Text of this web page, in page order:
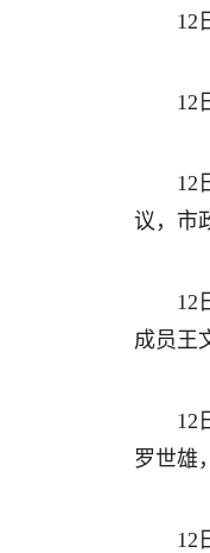
12
12
12
议，市
12
成员王
12
罗世雄
12